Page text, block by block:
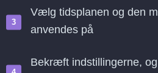
Vælg tidsplanen og den
anvendes på
Bekræft indstillingerne,